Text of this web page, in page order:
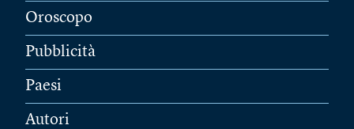
Oroscopo
Pubblicità
Paesi
Autori